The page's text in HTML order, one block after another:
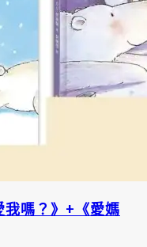
嗎？》+《愛媽